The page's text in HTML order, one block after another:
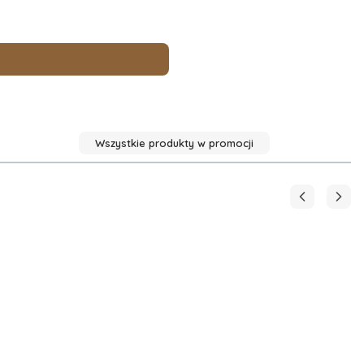
Wszystkie produkty w promocji